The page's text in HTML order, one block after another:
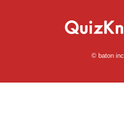
© baton inc.